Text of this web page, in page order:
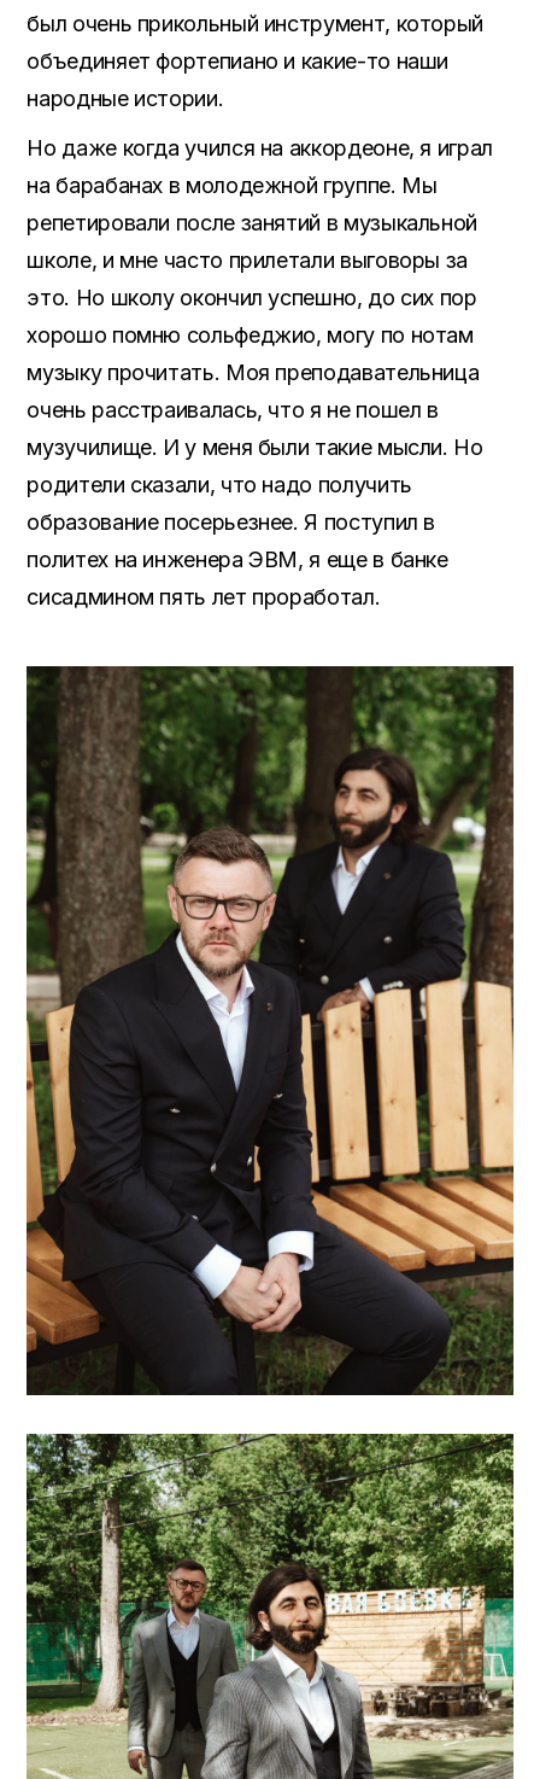
был очень прикольный инструмент, который
объединяет фортепиано и какие-то наши
народные истории.
Но даже когда учился на аккордеоне, я играл
на барабанах в молодежной группе. Мы
репетировали после занятий в музыкальной
школе, и мне часто прилетали выговоры за
это. Но школу окончил успешно, до сих пор
хорошо помню сольфеджио, могу по нотам
музыку прочитать. Моя преподавательница
очень расстраивалась, что я не пошел в
музучилище. И у меня были такие мысли. Но
родители сказали, что надо получить
образование посерьезнее. Я поступил в
политех на инженера ЭВМ, я еще в банке
сисадмином пять лет проработал.